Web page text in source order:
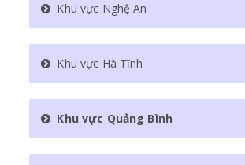
Khu vực Nghệ An
Khu vực Hà Tĩnh
Khu vực Quảng Bình